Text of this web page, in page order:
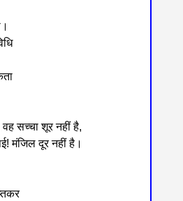
सच्चा शूर नहीं है,
मंजिल दूर नहीं है।